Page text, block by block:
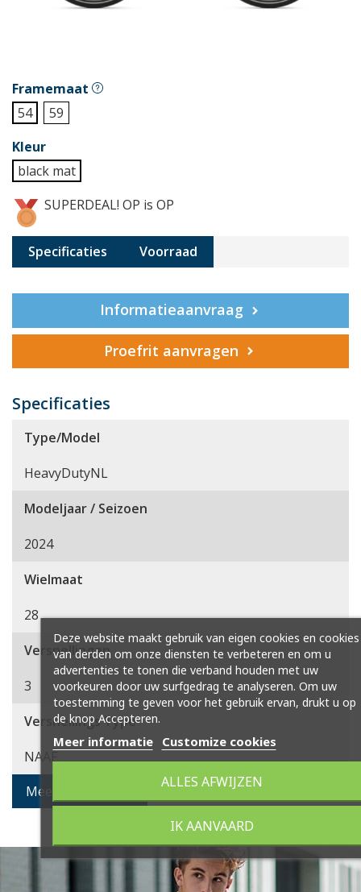
Framemaat
54
59
Kleur
black mat
SUPERDEAL! OP is OP
Specificaties Voorraad
Informatieaanvraag
Proefrit aanvragen
Specificaties
Type/Model
HeavyDutyNL
Modeljaar / Seizoen
2024
Wielmaat
28
Versnellingen
3
Versnellings Type
NAAF
Meer specificaties
Deze website maakt gebruik van eigen cookies en cookies
van derden om onze diensten te verbeteren en om u
advertenties te tonen die verband houden met uw
voorkeuren door uw surfgedrag te analyseren. Om uw
toestemming te geven voor het gebruik ervan, drukt u op
de knop Accepteren.
Meer informatie Customize cookies
ALLES AFWIJZEN
IK AANVAARD